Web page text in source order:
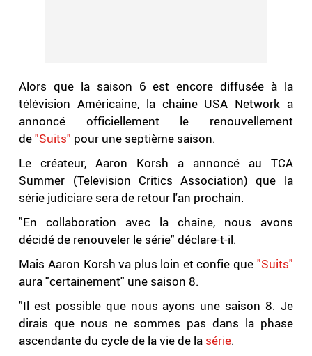
Alors que la saison 6 est encore diffusée à la
télévision Américaine, la chaine USA Network a
annoncé officiellement le renouvellement
de"Suits" pour une septième saison.
Le créateur, Aaron Korsh a annoncé au TCA
Summer (Television Critics Association) que la
série judiciare sera de retour l'an prochain.
"En collaboration avec la chaîne, nous avons
décidé de renouveler le série" déclare-t-il.
Mais Aaron Korsh va plus loin et confie que "Suits"
aura "certainement" une saison 8.
"Il est possible que nous ayons une saison 8. Je
dirais que nous ne sommes pas dans la phase
ascendante du cycle de la vie de la série.